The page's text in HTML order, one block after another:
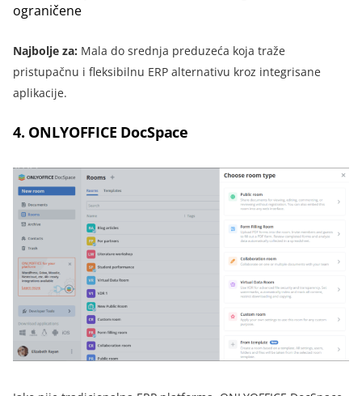
ograničene
Najbolje za: Mala do srednja preduzeća koja traže
pristupačnu i fleksibilnu ERP alternativu kroz integrisane
aplikacije.
4. ONLYOFFICE DocSpace